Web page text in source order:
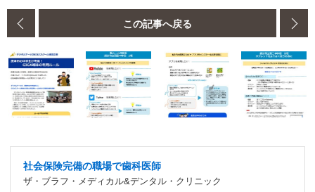
この記事へ戻る
社会保険完備の職場で歯科医師
ザ・ブラフ・メディカル&デンタル・クリニック